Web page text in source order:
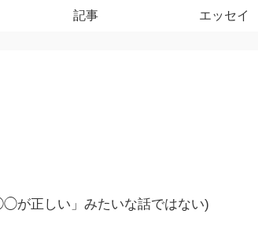
記事 エッセイ
が正しい」みたいな話ではない)